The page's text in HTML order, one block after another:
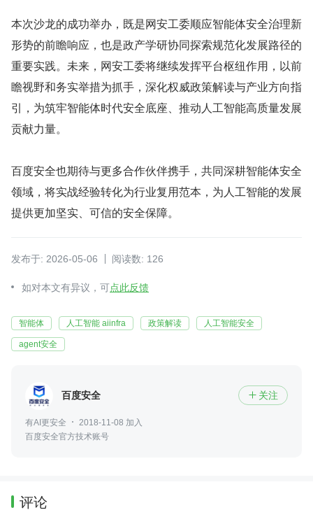
本次沙龙的成功举办，既是网安工委顺应智能体安全治理新
形势的前瞻响应，也是政产学研协同探索规范化发展路径的
重要实践。未来，网安工委将继续发挥平台枢纽作用，以前
瞻视野和务实举措为抓手，深化权威政策解读与产业方向指
引，为筑牢智能体时代安全底座、推动人工智能高质量发展
贡献力量。
百度安全也期待与更多合作伙伴携手，共同深耕智能体安全
领域，将实战经验转化为行业复用范本，为人工智能的发展
提供更加坚实、可信的安全保障。
发布于: 2026-05-06 阅读数: 126
如对本文有异议，可点此反馈
智能体 人工智能 aiinfra 政策解读 人工智能安全
agent安全
百度安全  关注
有AI更安全
2018-11-08 加入
百度安全官方技术账号
评论